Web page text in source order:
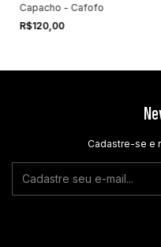
Capacho - Cafofo
R$120,00
Cadastre-se e